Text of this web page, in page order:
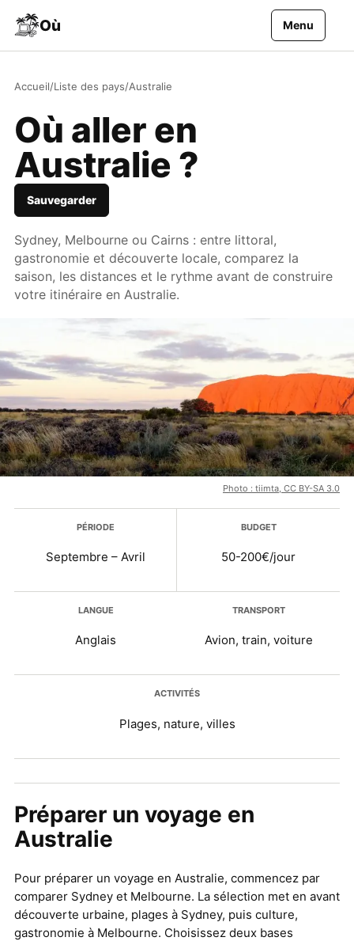
Où Menu
Accueil/Liste des pays/Australie
Où aller en
Australie ?
Sauvegarder
Sydney, Melbourne ou Cairns : entre littoral,
gastronomie et découverte locale, comparez la
saison, les distances et le rythme avant de construire
votre itinéraire en Australie.
Photo : tiimta, CC BY-SA 3.0
Plus d’infos
PÉRIODE
Septembre – Avril
BUDGET
50-200€/jour
LANGUE
Anglais
TRANSPORT
Avion, train, voiture
ACTIVITÉS
Plages, nature, villes
Préparer un voyage en
Australie
Pour préparer un voyage en Australie, commencez par
comparer Sydney et Melbourne. La sélection met en avant
découverte urbaine, plages à Sydney, puis culture,
gastronomie à Melbourne. Choisissez deux bases